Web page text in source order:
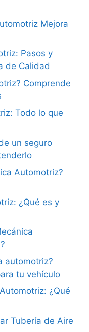
Mejora
Pasos y
de Calidad
Comprende
Todo lo que
un seguro
Automotriz?
¿Qué es y
automotriz?
tu vehículo
¿Qué
Tubería de Aire